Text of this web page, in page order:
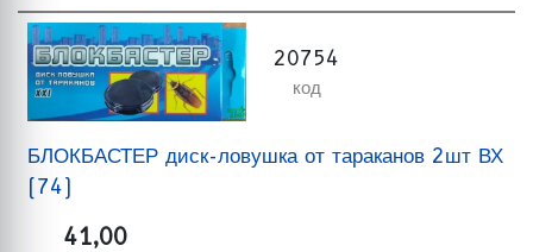
20754
код
БЛОКБАСТЕР диск-ловушка от тараканов 2шт ВХ
(74)
41,00